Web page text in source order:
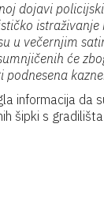
dojavi
u večernjim
će
informacija da
šipki s